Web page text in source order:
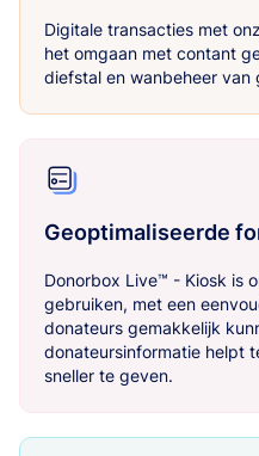
Digitale transacties met
het omgaan met contant
diefstal en wanbeheer
Geoptimaliseerde
Donorbox Live™ - Kiosk is
gebruiken, met een
donateurs gemakkelijk
donateursinformatie helpt
sneller te geven.